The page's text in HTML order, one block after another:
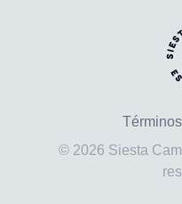
© 2026 Siesta